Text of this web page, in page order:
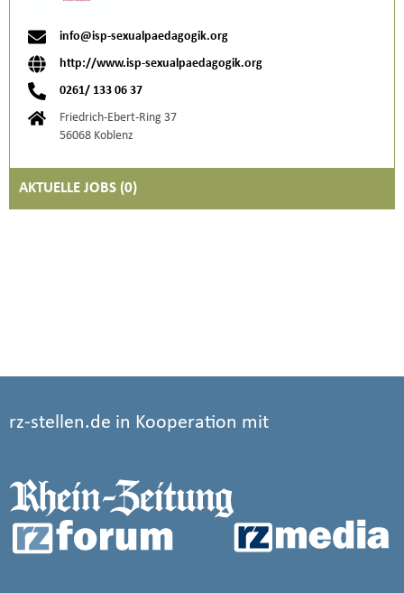
info@isp-sexualpaedagogik.org
http://www.isp-sexualpaedagogik.org
0261/ 133 06 37
Friedrich-Ebert-Ring 37
56068 Koblenz
AKTUELLE JOBS (0)
rz-stellen.de in Kooperation mit